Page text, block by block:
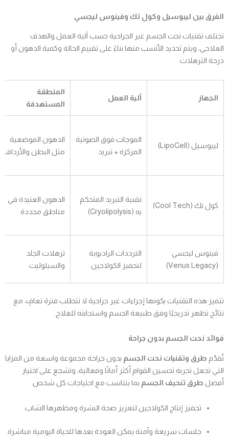
الفرق بين ليبوسيل وكول تك وفينوس ليجسي
تختلف تقنيات نحت الجسم غير الجراحية حسب آلية العمل والهدف
العلاجي، ويتم تحديد الأنسب منها بناءً على تقييم الحالة وكمية الدهون أو
درجة الترهلات.
الجهاز آلية العمل
المنطقة
المستهدفة
ليبوسيل (LipoCell)
الموجات فوق الصوتية
المركزة + تبريد
الدهون الموضعية
مثل البطن والأرداف
كول تك (Cool Tech)
تقنية التبريد المتحكم
به (Cryolipolysis)
الدهون العنيدة في
مناطق محددة
فينوس ليجسي
(Venus Legacy)
الترددات الراديوية
لتحفيز الكولاجين
ترهلات الجلد
والسيلوليت
تتميز هذه التقنيات بكونها إجراءات غير جراحية لا تتطلب فترة تعافٍ، مع
نتائج تظهر تدريجيًا وفق طبيعة الجسم واستجابته للعلاج.
فوائد نحت الجسم بدون جراحة
تُقدّم طرق وتقنيات نحت الجسم بدون جراحة مجموعة واسعة من المزايا
التي تجعل تجربة تحسين القوام أكثر أمانًا وفعالية، وتشجع على اختيار
أفضل طرق تنحيف الجسم بما يتناسب مع احتياجات كل شخص:
تحفيز إنتاج الكولاجين لتعزيز صحة البشرة ومظهرها الشاب.
جلسات سريعة وآمنة يمكن العودة بعدها للحياة اليومية مباشرة.